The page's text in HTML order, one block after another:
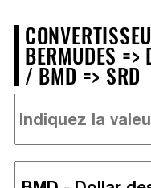
BERMUDES =>
/ BMD => SRD